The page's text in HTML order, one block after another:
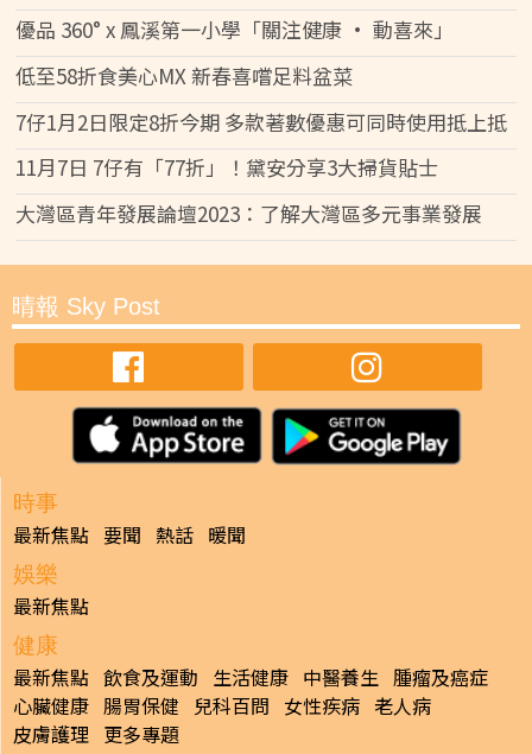
優品 360° x 鳳溪第一小學「關注健康 • 動喜來」
低至58折食美心MX 新春喜嚐足料盆菜
7仔1月2日限定8折今期 多款著數優惠可同時使用抵上抵
11月7日 7仔有「77折」！黛安分享3大掃貨貼士
大灣區青年發展論壇2023：了解大灣區多元事業發展
晴報 Sky Post
時事
最新焦點 要聞 熱話 暖聞
娛樂
最新焦點
健康
最新焦點 飲食及運動 生活健康 中醫養生 腫瘤及癌症
心臟健康 腸胃保健 兒科百問 女性疾病 老人病
皮膚護理 更多專題